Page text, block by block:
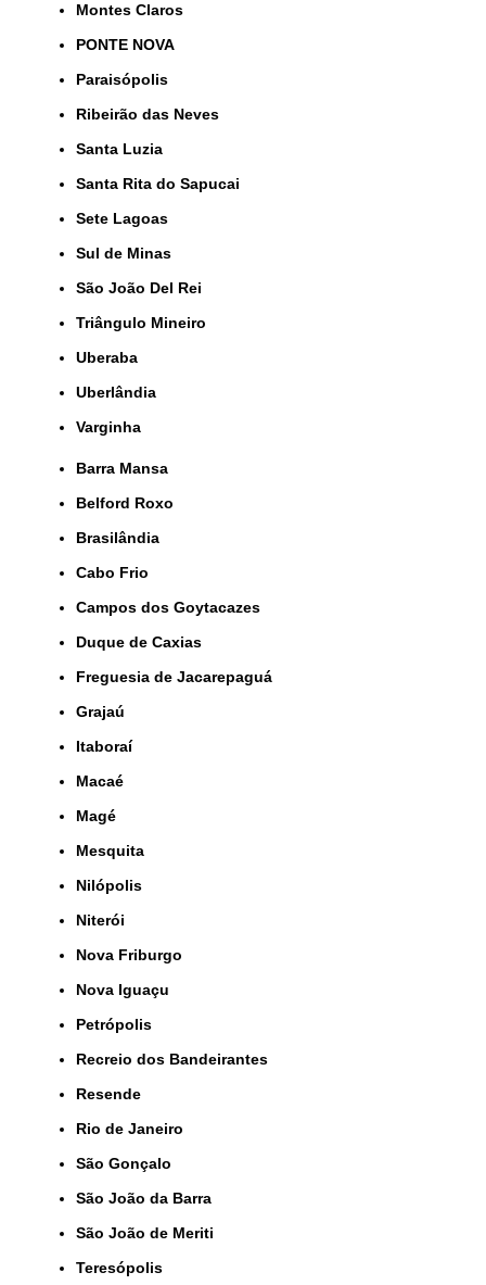
Montes Claros
PONTE NOVA
Paraisópolis
Ribeirão das Neves
Santa Luzia
Santa Rita do Sapucai
Sete Lagoas
Sul de Minas
São João Del Rei
Triângulo Mineiro
Uberaba
Uberlândia
Varginha
Barra Mansa
Belford Roxo
Brasilândia
Cabo Frio
Campos dos Goytacazes
Duque de Caxias
Freguesia de Jacarepaguá
Grajaú
Itaboraí
Macaé
Magé
Mesquita
Nilópolis
Niterói
Nova Friburgo
Nova Iguaçu
Petrópolis
Recreio dos Bandeirantes
Resende
Rio de Janeiro
São Gonçalo
São João da Barra
São João de Meriti
Teresópolis